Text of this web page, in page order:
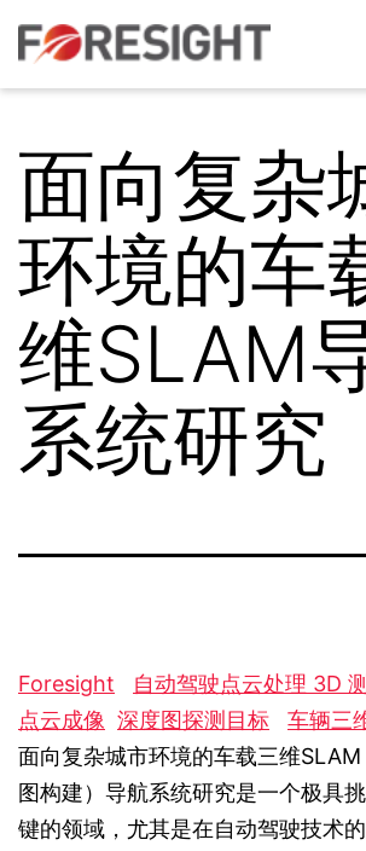
面向复杂
环境的车
维SLAM
系统研究
Foresight 自动驾驶点云处理 3D
点云成像 深度图探测目标
车辆三
面向复杂城市环境的车载三维
图构建）导航系统研究是一个极具
键的领域，尤其是在自动驾驶技术